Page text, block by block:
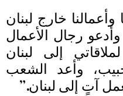
خارج لبنان
رجال الأعمال
إلى لبنان
وأعد الشعب
آتٍ إلى لبنان.”